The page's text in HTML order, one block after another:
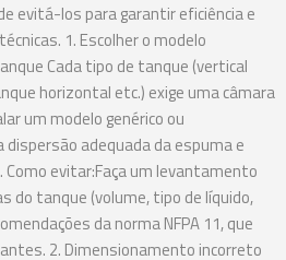
evitá-los para garantir eficiência e
1. Escolher o modelo
Cada tipo de tanque (vertical
horizontal etc.) exige uma câmara
um modelo genérico ou
adequada da espuma e
evitar:Faça um levantamento
do tanque (volume, tipo de líquido,
da norma NFPA 11, que
2. Dimensionamento incorreto